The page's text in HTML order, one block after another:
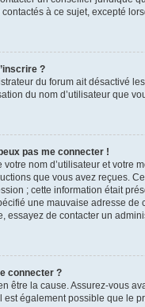
à ce sujet, excepté
?
du forum ait désactivé
du nom d’utilisateur que
pas me connecter !
nom d’utilisateur et votre
que vous avez reçues.
; cette information était
une mauvaise adresse
essayez de contacter un
connecter ?
être la cause. Assurez-vous
est également possible que le